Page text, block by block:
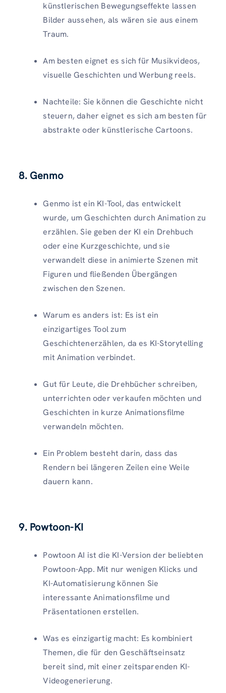
künstlerischen Bewegungseffekte lassen
Bilder aussehen, als wären sie aus einem
Traum.
Am besten eignet es sich für Musikvideos,
visuelle Geschichten und Werbung reels.
Nachteile: Sie können die Geschichte nicht
steuern, daher eignet es sich am besten für
abstrakte oder künstlerische Cartoons.
8. Genmo
Genmo ist ein KI-Tool, das entwickelt
wurde, um Geschichten durch Animation zu
erzählen. Sie geben der KI ein Drehbuch
oder eine Kurzgeschichte, und sie
verwandelt diese in animierte Szenen mit
Figuren und fließenden Übergängen
zwischen den Szenen.
Warum es anders ist: Es ist ein
einzigartiges Tool zum
Geschichtenerzählen, da es KI-Storytelling
mit Animation verbindet.
Gut für Leute, die Drehbücher schreiben,
unterrichten oder verkaufen möchten und
Geschichten in kurze Animationsfilme
verwandeln möchten.
Ein Problem besteht darin, dass das
Rendern bei längeren Zeilen eine Weile
dauern kann.
9. Powtoon-KI
Powtoon AI ist die KI-Version der beliebten
Powtoon-App. Mit nur wenigen Klicks und
KI-Automatisierung können Sie
interessante Animationsfilme und
Präsentationen erstellen.
Was es einzigartig macht: Es kombiniert
Themen, die für den Geschäftseinsatz
bereit sind, mit einer zeitsparenden KI-
Videogenerierung.